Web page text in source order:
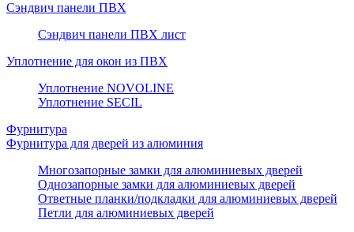
Сэндвич панели ПВХ
Сэндвич панели ПВХ лист
Уплотнение для окон из ПВХ
Уплотнение NOVOLINE
Уплотнение SECIL
Фурнитура
Фурнитура для дверей из алюминия
Многозапорные замки для алюминиевых дверей
Однозапорные замки для алюминиевых дверей
Ответные планки/подкладки для алюминиевых дверей
Петли для алюминиевых дверей